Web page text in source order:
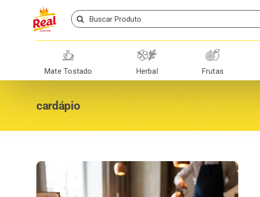
Search
for:
Mate Tostado Herbal Frutas
cardápio